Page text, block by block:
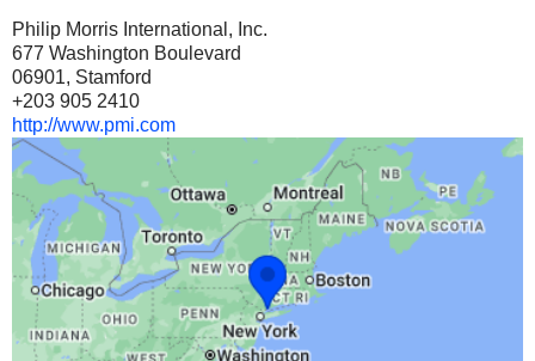
CEYLON TOBACCO COMPANY PLC
8,32 %
84 Mio $
Philip Morris International, Inc.
677 Washington Boulevard
06901, Stamford
+203 905 2410
http://www.pmi.com